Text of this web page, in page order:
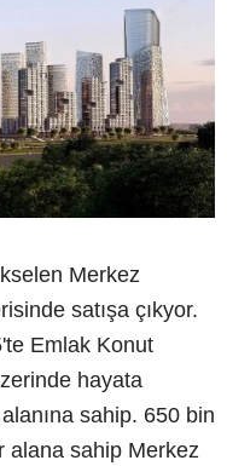
Merkez
satışa çıkyor.
Emlak Konut
hayata
sahip. 650 bin
alana sahip Merkez